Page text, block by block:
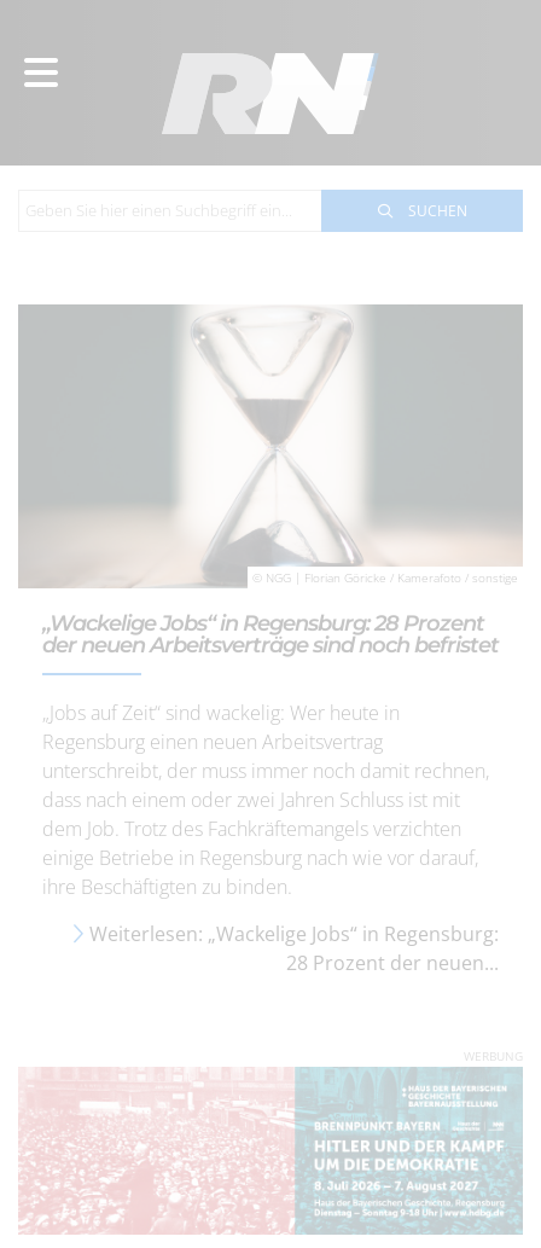
SUCHEN
© NGG | Florian Göricke / Kamerafoto / sonstige
„Wackelige Jobs“ in Regensburg: 28 Prozent
der neuen Arbeitsverträge sind noch befristet
„Jobs auf Zeit“ sind wackelig: Wer heute in
Regensburg einen neuen Arbeitsvertrag
unterschreibt, der muss immer noch damit rechnen,
dass nach einem oder zwei Jahren Schluss ist mit
dem Job. Trotz des Fachkräftemangels verzichten
einige Betriebe in Regensburg nach wie vor darauf,
ihre Beschäftigten zu binden.
Weiterlesen: „Wackelige Jobs“ in Regensburg:
28 Prozent der neuen...
WERBUNG